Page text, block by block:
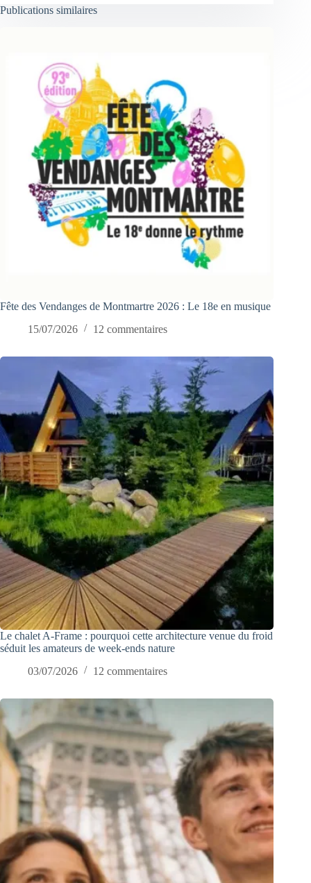
Publications similaires
Fête des Vendanges de Montmartre 2026 : Le 18e en musique
15/07/2026
12 commentaires
Le chalet A-Frame : pourquoi cette architecture venue du froid
séduit les amateurs de week-ends nature
03/07/2026
12 commentaires